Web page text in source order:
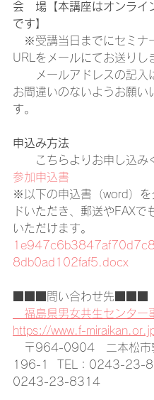
会　場【本講座はオンライ
です】
※受講当日までにセミナ
URLをメールにてお送りし
メールアドレスの記入
お間違いのないようお願い
す。
申込み方法
こちらよりお申し込み
参加申込書
※以下の申込書（word）を
ドいただき、郵送やFAXで
いただけます。
8db0ad102faf5.docx
■■■問い合わせ先■■■
福島県男女共生センタ
https://www.f-
〒964-0904　二本松市
196-1  TEL：0243-23-
0243-23-8314